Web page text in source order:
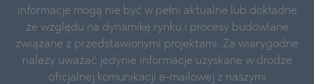
informacje mogą nie być w pełni aktualne lub dokładne
ze względu na dynamikę rynku i procesy budowlane
związane z przedstawionymi projektami. Za wiarygodne
należy uważać jedynie informacje uzyskane w drodze
oficjalnej komunikacji e-mailowej z naszymi